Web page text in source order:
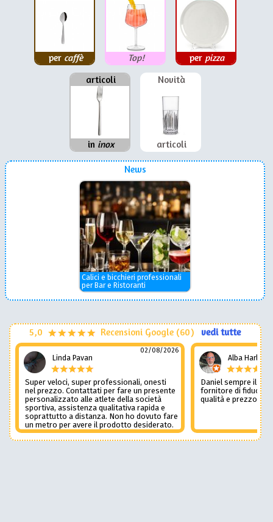
per caffè Top! per pizza
articoli
in inox
Novità
articoli
News
Calici e bicchieri professionali
per Bar e Ristoranti
5,0 Recensioni Google (60) vedi tutte
Linda Pavan
02/08/2026
Super veloci, super professionali, onesti
nel prezzo. Contattati per fare un presente
personalizzato alle atlete della società
sportiva, assistenza qualitativa rapida e
soprattutto a distanza. Non ho dovuto fare
un metro per avere il prodotto desiderato.
Una assistenza del genere è rara e
preziosa. Credo li contatterò ancora in
Alba Harley
Daniel sempre il
fornitore di fiducia
qualità e prezzo